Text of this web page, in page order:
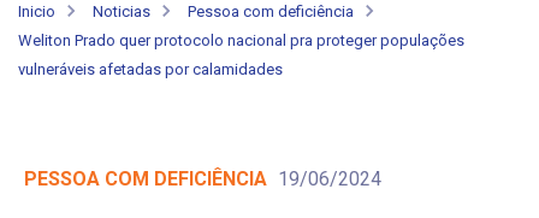
Inicio Noticias
Pessoa com deficiência
Weliton Prado quer protocolo nacional pra proteger populações
vulneráveis afetadas por calamidades
PESSOA COM DEFICIÊNCIA 19/06/2024